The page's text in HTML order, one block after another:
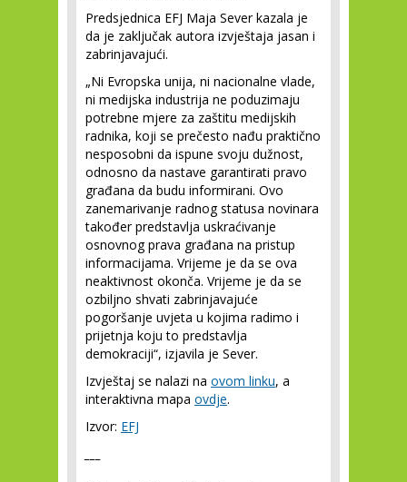
Predsjednica EFJ Maja Sever kazala je
da je zaključak autora izvještaja jasan i
zabrinjavajući.
„Ni Evropska unija, ni nacionalne vlade,
ni medijska industrija ne poduzimaju
potrebne mjere za zaštitu medijskih
radnika, koji se prečesto nađu praktično
nesposobni da ispune svoju dužnost,
odnosno da nastave garantirati pravo
građana da budu informirani. Ovo
zanemarivanje radnog statusa novinara
također predstavlja uskraćivanje
osnovnog prava građana na pristup
informacijama. Vrijeme je da se ova
neaktivnost okonča. Vrijeme je da se
ozbiljno shvati zabrinjavajuće
pogoršanje uvjeta u kojima radimo i
prijetnja koju to predstavlja
demokraciji“, izjavila je Sever.
Izvještaj se nalazi na ovom linku, a
interaktivna mapa ovdje.
Izvor: EFJ